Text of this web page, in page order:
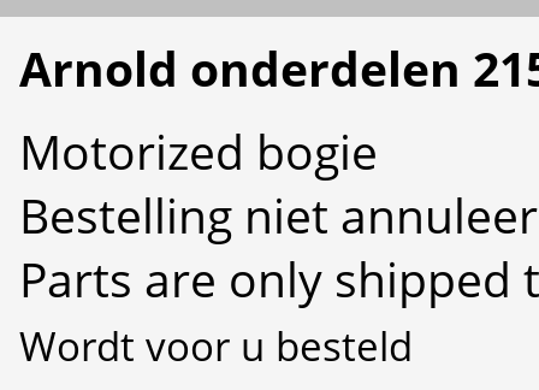
Arnold onderdelen
Motorized bogie
Bestelling niet
Parts are only shipped
Wordt voor u besteld